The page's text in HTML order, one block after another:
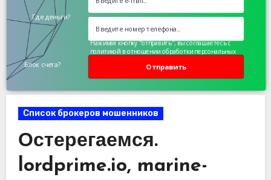
Где деньги?
Блок счета? Отправить
Нажимая кнопку "отправить", вы соглашаетесь с
политикой в отношении обработки персональных
Список брокеров мошенников
Остерегаемся.
lordprime.io, marine-